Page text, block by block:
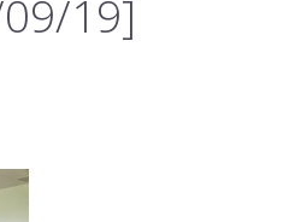
19]